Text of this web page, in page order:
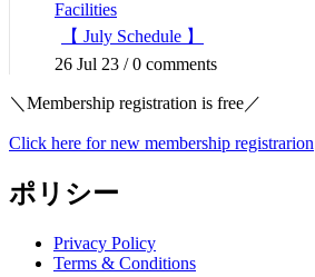
Facilities
【 July Schedule 】
26 Jul 23 /0 comments
＼Membership registration is free／
Click here for new membership registrarion
ポリシー
Privacy Policy
Terms & Conditions